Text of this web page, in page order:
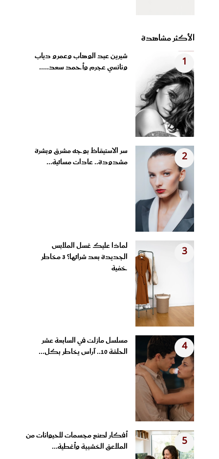
الأكثر مشاهدة
1
شيرين عبد الوهاب وعمرو دياب
ونانسي عجرم وأحمد سعد.....
2
سر الاستيقاظ بوجه مشرق وبشرة
مشدودة.. عادات مسائية...
3
لماذا عليك غسل الملابس
الجديدة بعد شرائها؟ 3 مخاطر
خفية
4
مسلسل مازلت في السابعة عشر
الحلقة 10.. آراس يخاطر بكل...
5
أفكار لصنع مجسمات للحيوانات من
الملاعق الخشبية وأغطية...